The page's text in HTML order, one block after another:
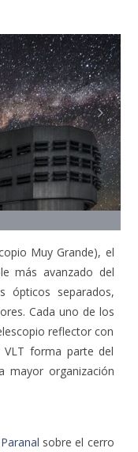
Next
Muy Grande), el
más avanzado del
ópticos separados,
Cada uno de los
reflector con
forma parte del
mayor organización
sobre el cerro